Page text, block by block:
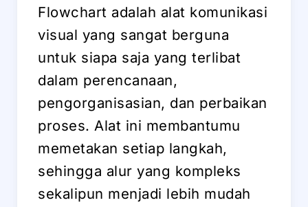
Flowchart adalah alat komunikasi
visual yang sangat berguna
untuk siapa saja yang terlibat
dalam perencanaan,
pengorganisasian, dan perbaikan
proses. Alat ini membantumu
memetakan setiap langkah,
sehingga alur yang kompleks
sekalipun menjadi lebih mudah